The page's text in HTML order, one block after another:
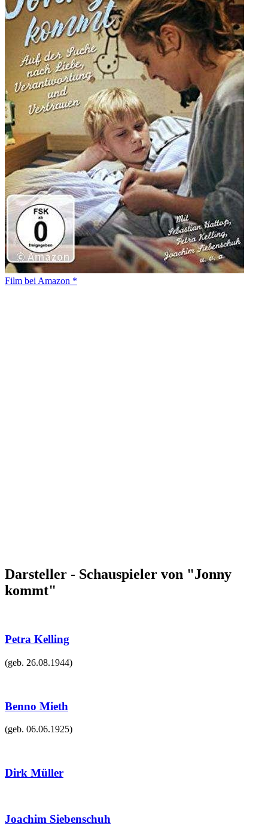
Film bei Amazon *
Darsteller - Schauspieler von "Jonny
kommt"
Petra Kelling
(geb. 26.08.1944)
Benno Mieth
(geb. 06.06.1925)
Dirk Müller
Joachim Siebenschuh